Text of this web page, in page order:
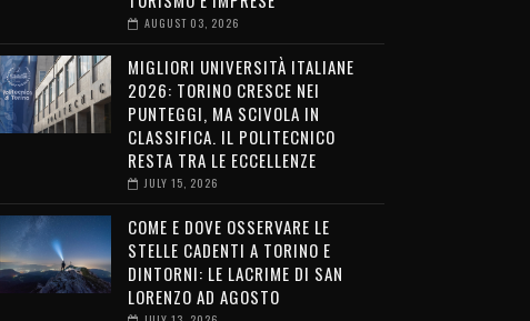
AUGUST 03, 2026
MIGLIORI UNIVERSITÀ ITALIANE
2026: TORINO CRESCE NEI
PUNTEGGI, MA SCIVOLA IN
CLASSIFICA. IL POLITECNICO
RESTA TRA LE ECCELLENZE
JULY 15, 2026
COME E DOVE OSSERVARE LE
STELLE CADENTI A TORINO E
DINTORNI: LE LACRIME DI SAN
LORENZO AD AGOSTO